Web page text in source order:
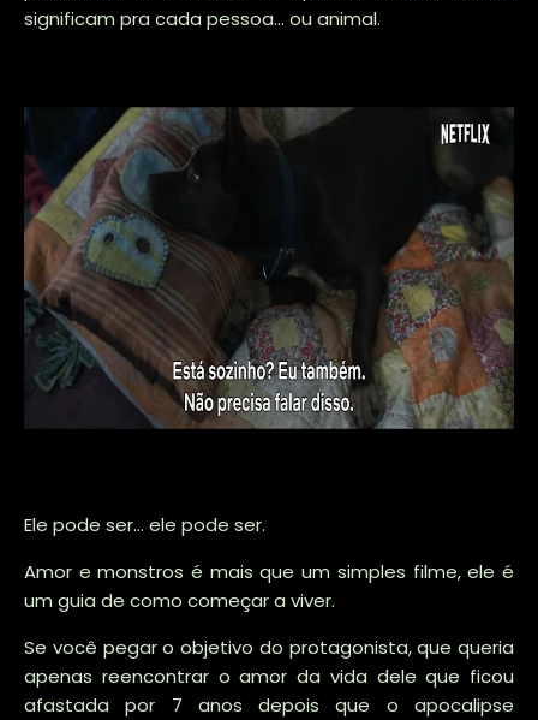
significam pra cada pessoa... ou animal.
Ele pode ser... ele pode ser.
Amor e monstros é mais que um simples filme, ele é
um guia de como começar a viver.
Se você pegar o objetivo do protagonista, que queria
apenas reencontrar o amor da vida dele que ficou
afastada por 7 anos depois que o apocalipse